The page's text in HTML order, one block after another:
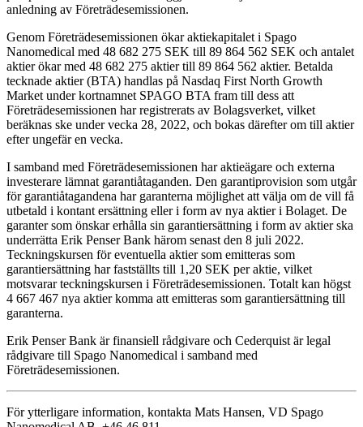
anledning av Företrädesemissionen.
Genom Företrädesemissionen ökar aktiekapitalet i Spago
Nanomedical med 48 682 275 SEK till 89 864 562 SEK och antalet
aktier ökar med 48 682 275 aktier till 89 864 562 aktier. Betalda
tecknade aktier (BTA) handlas på Nasdaq First North Growth
Market under kortnamnet SPAGO BTA fram till dess att
Företrädesemissionen har registrerats av Bolagsverket, vilket
beräknas ske under vecka 28, 2022, och bokas därefter om till aktier
efter ungefär en vecka.
I samband med Företrädesemissionen har aktieägare och externa
investerare lämnat garantiåtaganden. Den garantiprovision som utgår
för garantiåtagandena har garanterna möjlighet att välja om de vill få
utbetald i kontant ersättning eller i form av nya aktier i Bolaget. De
garanter som önskar erhålla sin garantiersättning i form av aktier ska
underrätta Erik Penser Bank härom senast den 8 juli 2022.
Teckningskursen för eventuella aktier som emitteras som
garantiersättning har fastställts till 1,20 SEK per aktie, vilket
motsvarar teckningskursen i Företrädesemissionen. Totalt kan högst
4 667 467 nya aktier komma att emitteras som garantiersättning till
garanterna.
Erik Penser Bank är finansiell rådgivare och Cederquist är legal
rådgivare till Spago Nanomedical i samband med
Företrädesemissionen.
För ytterligare information, kontakta Mats Hansen, VD Spago